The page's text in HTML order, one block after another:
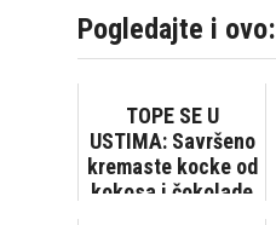
Pogledajte i ovo:
TOPE SE U
USTIMA: Savršeno
kremaste kocke od
kokosa i čokolade